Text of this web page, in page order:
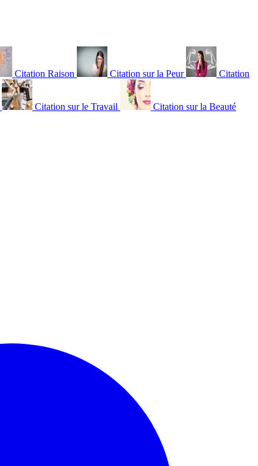
Citation Raison Citation sur la Peur Citation
Citation sur le Travail Citation sur la Beauté